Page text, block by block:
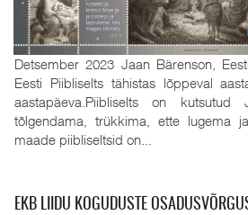
Detsember 2023 Jaan Bärenson,
Eesti Piibliselts tähistas lõppeval
aastapäeva.Piibliselts on kutsutud
tõlgendama, trükkima, ette lugema
maade piibliseltsid on...
EKB LIIDU KOGUDUSTE